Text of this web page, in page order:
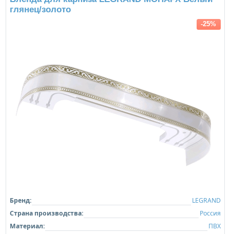
глянец/золото
-25%
Бренд:
LEGRAND
Страна производства:
Россия
Материал:
ПВХ